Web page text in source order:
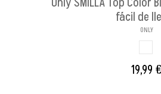
fácil de
ONLY
19,99 €